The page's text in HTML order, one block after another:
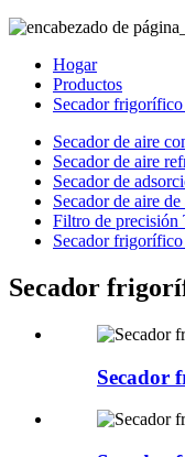
Hogar
Productos
Secador
Secador de aire
Secador de aire
Secador de
Secador de aire
Filtro de precisión
Secador
Secador
Secador